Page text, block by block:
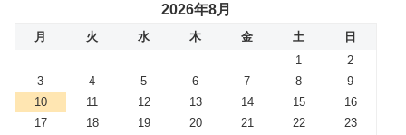
2026年8月
月 火 水 木 金 土
日
1
2
3
4 5 6 7 8
9
10
11 12 13 14 15
16
17
18 19 20 21 22
23